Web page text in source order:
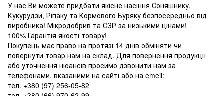
У нас Ви можете придбати якісне насіння Соняшнику,
Кукурудзи, Ріпаку та Кормового Буряку безпосередньо від
виробника! Мікродобрив та СЗР за низькими цінами!
100% Гарантія якості товару!
Покупець має право на протязі 14 днів обміняти чи
повернути товар нам на склад. Для повернення продукції
або уточнення нюансів просимо дзвонити нам за
телефонами, вказаними на сайті або на emeil:
тел. +380 (97) 256-05-82